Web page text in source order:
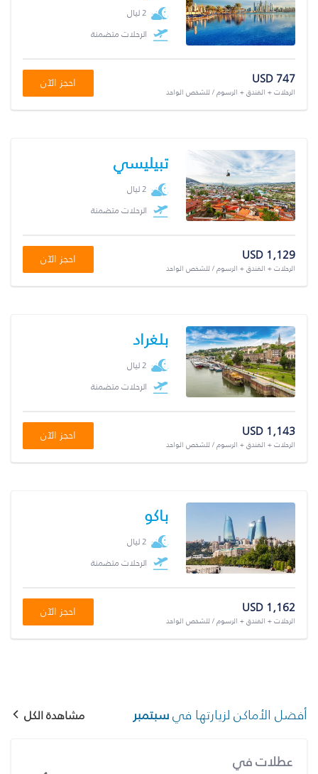
2 ليال
الرحلات متضمنة
USD 747
الرحلات + الفندق + الرسوم / للشخص الواحد
احجز الآن
تبيليسي
2 ليال
الرحلات متضمنة
USD 1,129
الرحلات + الفندق + الرسوم / للشخص الواحد
احجز الآن
بلغراد
2 ليال
الرحلات متضمنة
USD 1,143
الرحلات + الفندق + الرسوم / للشخص الواحد
احجز الآن
باكو
2 ليال
الرحلات متضمنة
USD 1,162
الرحلات + الفندق + الرسوم / للشخص الواحد
احجز الآن
أفضل الأماكن لزيارتها فيسبتمبر مشاهدة الكل
عطلات في